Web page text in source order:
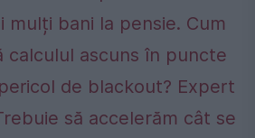
mulți bani la pensie. Cum
calculul ascuns în puncte
de blackout? Expert
să accelerăm cât se